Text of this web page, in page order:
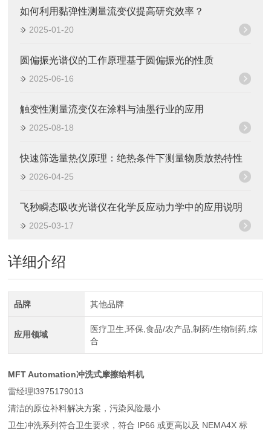
如何利用黏弹性测量流变仪提高研究效率？
2025-01-20
圆偏振光谱仪的工作原理基于圆偏振光的性质
2025-06-16
触变性测量流变仪在涂料与油墨行业的应用
2025-08-18
快速筛选量热仪原理：绝热条件下测量物质放热特性
2026-04-25
飞秒瞬态吸收光谱仪在化学反应动力学中的应用说明
2025-03-17
详细介绍
品牌 其他品牌
应用领域
医疗卫生,环保,食品/农产品,制药/生物制药,综
合
MFT Automation冲洗式摩擦给料机
雷经理l3975179013
清洁的原位补料解决方案，污染风险最小
卫生冲洗系列符合卫生要求，符合 IP66 或更高以及 NEMA4X 标